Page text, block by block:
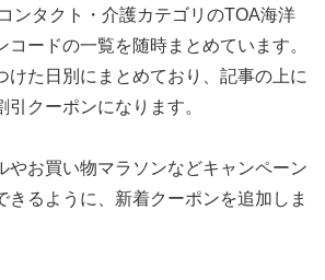
ンタクト・介護カテゴリのTOA海洋
コードの一覧を随時まとめています。
けた日別にまとめており、記事の上に
クーポンになります。
やお買い物マラソンなどキャンペーン
きるように、新着クーポンを追加しま